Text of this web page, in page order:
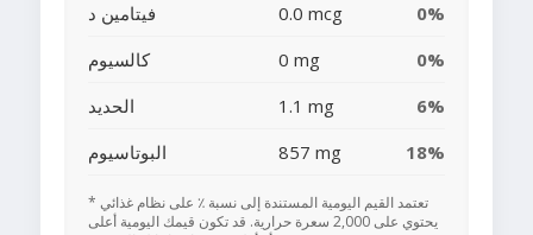
فيتامين د 0.0 mcg
0%
كالسيوم
0 mg
0%
الحديد
1.1 mg
6%
البوتاسيوم
857 mg 18%
* تعتمد القيم اليومية المستندة إلى نسبة ٪ على نظام غذائي
يحتوي على 2,000 سعرة حرارية. قد تكون قيمك اليومية أعلى